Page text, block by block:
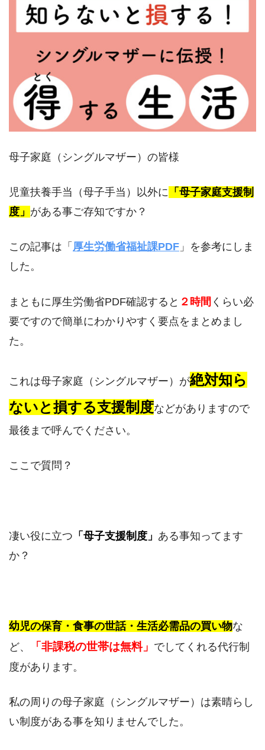
母子家庭（シングルマザー）の皆様
児童扶養手当（母子手当）以外に 「母子家庭支援制
度」 がある事ご存知ですか？
この記事は「 厚生労働省福祉課PDF 」を参考にしま
した。
まともに厚生労働省PDF確認すると ２時間 くらい必
要ですので簡単にわかりやすく要点をまとめまし
た。
これは母子家庭（シングルマザー）が絶対知ら
ないと損する支援制度などがありますので
最後まで呼んでください。
ここで質問？
凄い役に立つ 「母子支援制度」 ある事知ってます
か？
幼児の保育・食事の世話・生活必需品の買い物な
ど、
「非課税の世帯は無料」 でしてくれる代行制
度があります。
私の周りの母子家庭（シングルマザー）は素晴らし
い制度がある事を知りませんでした。